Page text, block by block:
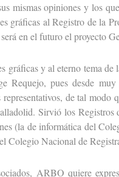
mismas opiniones y los
gráficas al Registro de la
en el futuro el proyecto
y al eterno tema de
Requejo, pues desde
representativos, de tal
Sirvió los
(la de informática del
Colegio Nacional de
ARBO quiere